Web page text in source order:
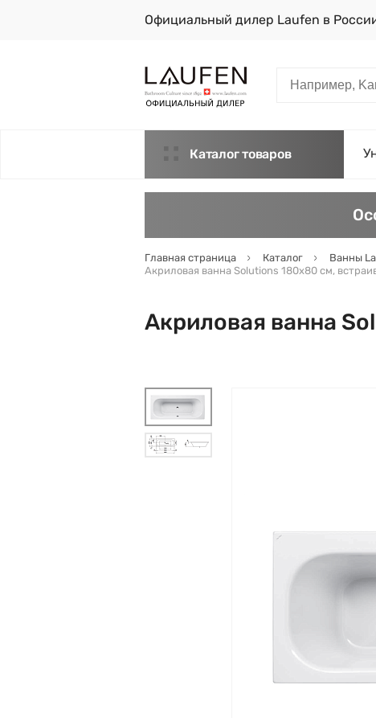
Официальный дилер Laufen в
Каталог товаров
Главная страница Каталог Ванны
Акриловая ванна Solutions 180х80 см,
Акриловая ванна